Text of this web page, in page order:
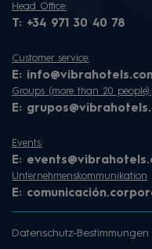
Head Office:
T: +34 971 30 40 78
Customer service:
E:
Groups (more than 20 people):
E:
Events:
E:
Unternehmenskommunikation
E:
Datenschutz-Bestimmungen